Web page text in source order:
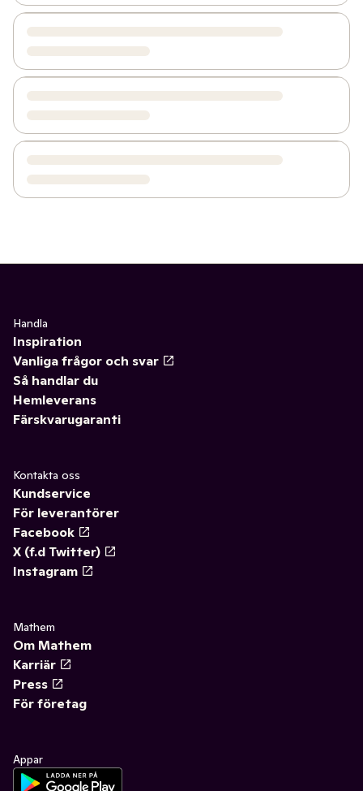
Handla
Inspiration
Vanliga frågor och svar
Så handlar du
Hemleverans
Färskvarugaranti
Kontakta oss
Kundservice
För leverantörer
Facebook
X (f.d Twitter)
Instagram
Mathem
Om Mathem
Karriär
Press
För företag
Appar